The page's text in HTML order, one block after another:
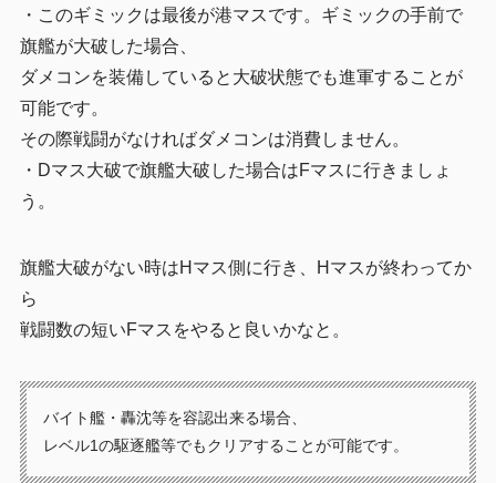
・このギミックは最後が港マスです。ギミックの手前で
旗艦が大破した場合、
ダメコンを装備していると大破状態でも進軍することが
可能です。
その際戦闘がなければダメコンは消費しません。
・Dマス大破で旗艦大破した場合はFマスに行きましょ
う。
旗艦大破がない時はHマス側に行き、Hマスが終わってか
ら
戦闘数の短いFマスをやると良いかなと。
バイト艦・轟沈等を容認出来る場合、
レベル1の駆逐艦等でもクリアすることが可能です。